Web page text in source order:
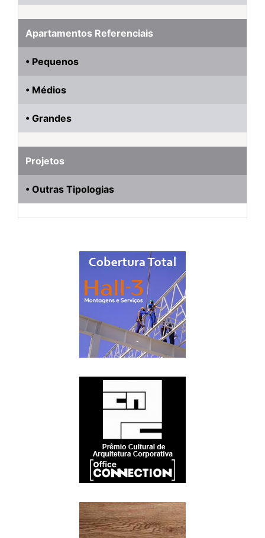
Apartamentos Referenciais
• Pequenos
• Médios
• Grandes
Projetos
• Outras Tipologias